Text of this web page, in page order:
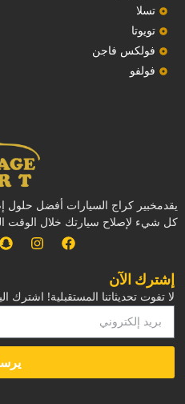
تسلا
تويوتا
فولكس فاجن
فولفو
يقدمخبير كراج السيارات أفضل حلول
كل شيء لإصلاح سيارتك خلال الوقت
إشترك الآن
لا تفوت تحديثاتنا المستقبلية! اشترك